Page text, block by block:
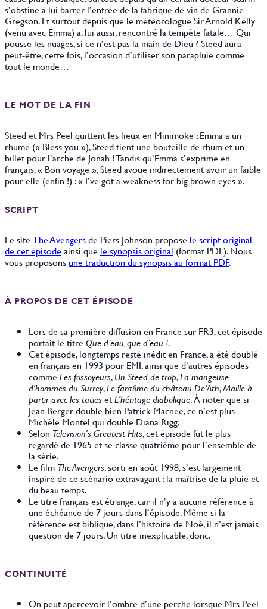
s’obstine à lui barrer l’entrée de la fabrique de vin de Grannie
Gregson. Et surtout depuis que le météorologue Sir Arnold Kelly
(venu avec Emma) a, lui aussi, rencontré la tempête fatale… Qui
pousse les nuages, si ce n’est pas la main de Dieu ? Steed aura
peut-être, cette fois, l’occasion d’utiliser son parapluie comme
tout le monde…
LE MOT DE LA FIN
Steed et Mrs Peel quittent les lieux en Minimoke ; Emma a un
rhume (« Bless you »), Steed tient une bouteille de rhum et un
billet pour l’arche de Jonah ! Tandis qu’Emma s’exprime en
français, « Bon voyage », Steed avoue indirectement avoir un faible
pour elle (enfin !) : « I’ve got a weakness for big brown eyes ».
SCRIPT
Le site The Avengersde Piers Johnson propose le script original
de cet épisode ainsi que le synopsis original (format PDF). Nous
vous proposons une traduction du synopsis au format PDF.
À PROPOS DE CET ÉPISODE
Lors de sa première diffusion en France sur FR3, cet épisode
portait le titre Que d’eau, que d’eau !.
Cet épisode, longtemps resté inédit en France, a été doublé
en français en 1993 pour EMI, ainsi que d’autres épisodes
comme Les fossoyeurs,Un Steed de trop,La mangeuse
d’hommes du Surrey,Le fantôme du château De’Ath,Maille à
partir avec les tatiesetL’héritage diabolique. À noter que si
Jean Berger double bien Patrick Macnee, ce n’est plus
Michèle Montel qui double Diana Rigg.
Selon Television’s Greatest Hits, cet épisode fut le plus
regardé de 1965 et se classe quatrième pour l’ensemble de
la série.
Le film The Avengers, sorti en août 1998, s’est largement
inspiré de ce scénario extravagant : la maîtrise de la pluie et
du beau temps.
Le titre français est étrange, car il n’y a aucune référence à
une échéance de 7 jours dans l’épisode. Même si la
référence est biblique, dans l’histoire de Noé, il n’est jamais
question de 7 jours. Un titre inexplicable, donc.
CONTINUITÉ
On peut apercevoir l’ombre d’une perche lorsque Mrs Peel